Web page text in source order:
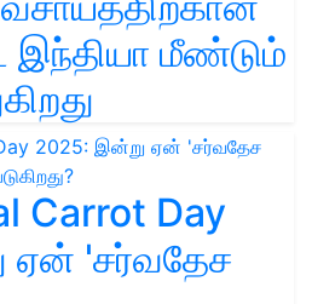
இந்தியா மீண்டும்
Carrot Day
ஏன் 'சர்வதேச